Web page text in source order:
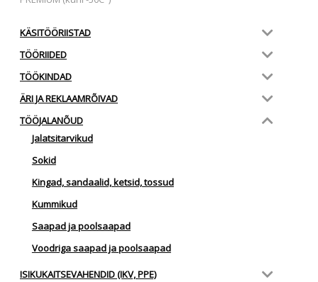
KÄSITÖÖRIISTAD
TÖÖRIIDED
TÖÖKINDAD
ÄRI JA REKLAAMRÕIVAD
TÖÖJALANÕUD
Jalatsitarvikud
Sokid
Kingad, sandaalid, ketsid, tossud
Kummikud
Saapad ja poolsaapad
Voodriga saapad ja poolsaapad
ISIKUKAITSEVAHENDID (IKV, PPE)